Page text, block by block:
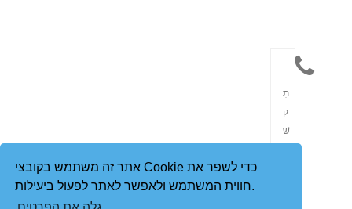
אתר זה משתמש בקובצי Cookie כדי לשפר את
חווית המשתמש ולאפשר לאתר לפעול ביעילות.
תִ
ק
שׁ